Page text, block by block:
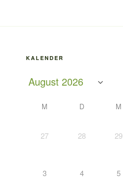
KALENDER
M D M
27 28 29
3 4 5